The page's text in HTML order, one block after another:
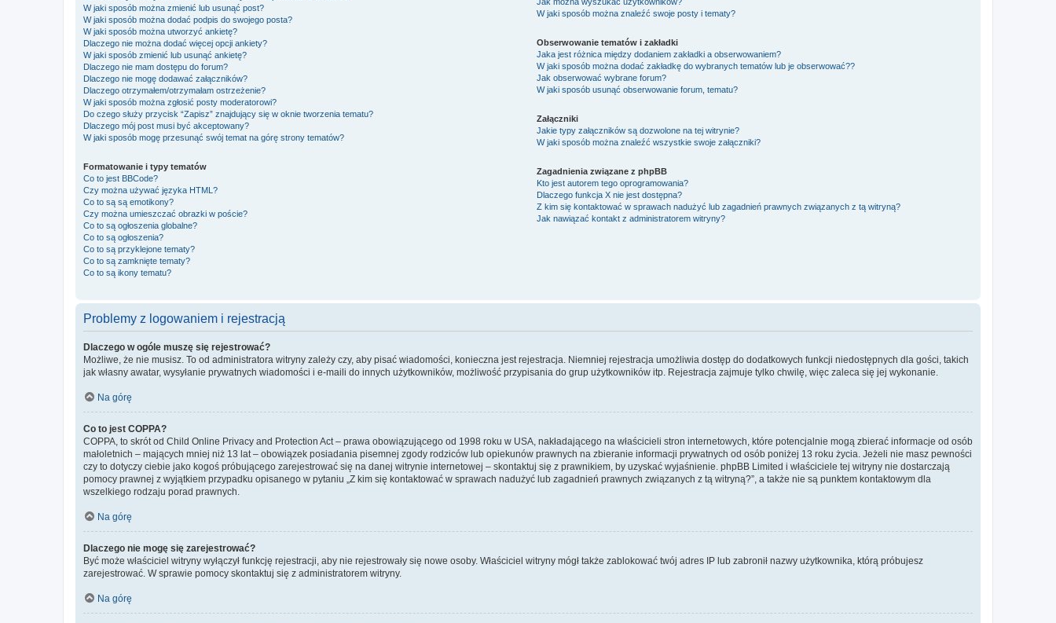
W jaki sposób można zmienić lub usunąć post?
W jaki sposób można dodać podpis do swojego posta?
W jaki sposób można utworzyć ankietę?
Dlaczego nie można dodać więcej opcji ankiety?
W jaki sposób zmienić lub usunąć ankietę?
Dlaczego nie mam dostępu do forum?
Dlaczego nie mogę dodawać załączników?
Dlaczego otrzymałem/otrzymałam ostrzeżenie?
W jaki sposób można zgłosić posty moderatorowi?
Do czego służy przycisk “Zapisz” znajdujący się w oknie tworzenia tematu?
Dlaczego mój post musi być akceptowany?
W jaki sposób mogę przesunąć swój temat na górę strony tematów?
Formatowanie i typy tematów
Co to jest BBCode?
Czy można używać języka HTML?
Co to są są emotikony?
Czy można umieszczać obrazki w poście?
Co to są ogłoszenia globalne?
Co to są ogłoszenia?
Co to są przyklejone tematy?
Co to są zamknięte tematy?
Co to są ikony tematu?
W jaki sposób można znaleźć swoje posty i tematy?
Obserwowanie tematów i zakładki
Jaka jest różnica między dodaniem zakładki a obserwowaniem?
W jaki sposób można dodać zakładkę do wybranych tematów lub je obserwować??
Jak obserwować wybrane forum?
W jaki sposób usunąć obserwowanie forum, tematu?
Załączniki
Jakie typy załączników są dozwolone na tej witrynie?
W jaki sposób można znaleźć wszystkie swoje załączniki?
Zagadnienia związane z phpBB
Kto jest autorem tego oprogramowania?
Dlaczego funkcja X nie jest dostępna?
Z kim się kontaktować w sprawach nadużyć lub zagadnień prawnych związanych z tą witryną?
Jak nawiązać kontakt z administratorem witryny?
Problemy z logowaniem i rejestracją
Dlaczego w ogóle muszę się rejestrować?
Możliwe, że nie musisz. To od administratora witryny zależy czy, aby pisać wiadomości, konieczna jest rejestracja. Niemniej rejestracja umożliwia dostęp do dodatkowych funkcji niedostępnych dla gości, takich
jak własny awatar, wysyłanie prywatnych wiadomości i e-maili do innych użytkowników, możliwość przypisania do grup użytkowników itp. Rejestracja zajmuje tylko chwilę, więc zaleca się jej wykonanie.
Na górę
Co to jest COPPA?
COPPA, to skrót od Child Online Privacy and Protection Act – prawa obowiązującego od 1998 roku w USA, nakładającego na właścicieli stron internetowych, które potencjalnie mogą zbierać informacje od osób
małoletnich – mających mniej niż 13 lat – obowiązek posiadania pisemnej zgody rodziców lub opiekunów prawnych na zbieranie informacji prywatnych od osób poniżej 13 roku życia. Jeżeli nie masz pewności
czy to dotyczy ciebie jako kogoś próbującego zarejestrować się na danej witrynie internetowej – skontaktuj się z prawnikiem, by uzyskać wyjaśnienie. phpBB Limited i właściciele tej witryny nie dostarczają
pomocy prawnej z wyjątkiem przypadku opisanego w pytaniu „Z kim się kontaktować w sprawach nadużyć lub zagadnień prawnych związanych z tą witryną?”, a także nie są punktem kontaktowym dla
wszelkiego rodzaju porad prawnych.
Na górę
Dlaczego nie mogę się zarejestrować?
Być może właściciel witryny wyłączył funkcję rejestracji, aby nie rejestrowały się nowe osoby. Właściciel witryny mógł także zablokować twój adres IP lub zabronił nazwy użytkownika, którą próbujesz
zarejestrować. W sprawie pomocy skontaktuj się z administratorem witryny.
Na górę